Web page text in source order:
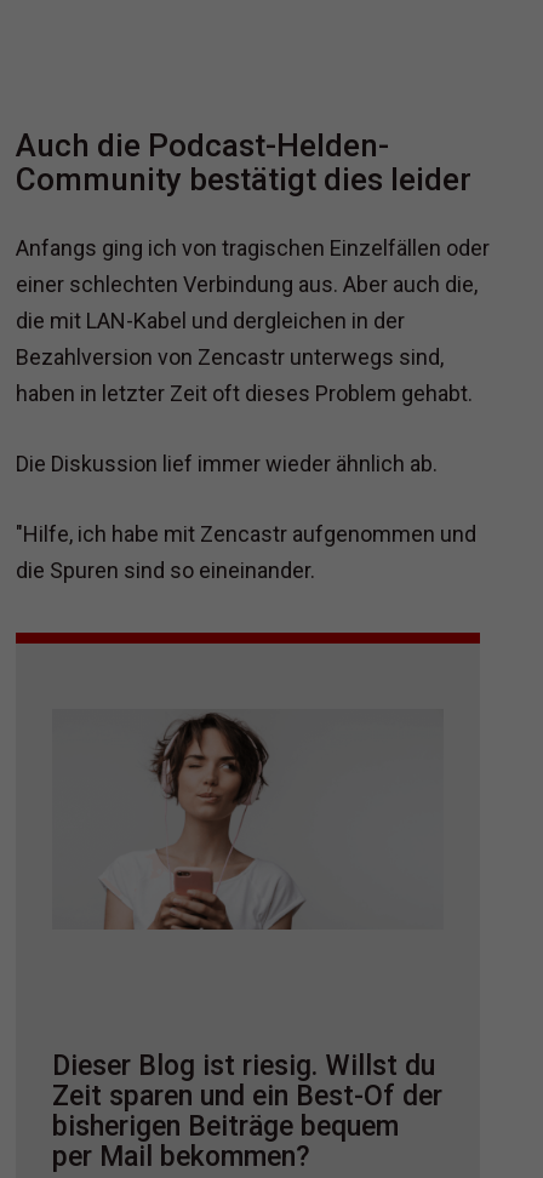
Auch die Podcast-Helden-
Community bestätigt dies leider
Anfangs ging ich von tragischen Einzelfällen oder
einer schlechten Verbindung aus. Aber auch die,
die mit LAN-Kabel und dergleichen in der
Bezahlversion von Zencastr unterwegs sind,
haben in letzter Zeit oft dieses Problem gehabt.
Die Diskussion lief immer wieder ähnlich ab.
"Hilfe, ich habe mit Zencastr aufgenommen und
die Spuren sind so eineinander.
Dieser Blog ist riesig. Willst du
Zeit sparen und ein Best-Of der
bisherigen Beiträge bequem
per Mail bekommen?